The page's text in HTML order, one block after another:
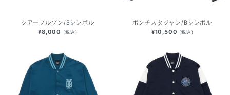
シアーブルゾン/Bシンボル
¥8,000 (税込)
ポンチスタジャン/Bシンボル
¥10,500 (税込)